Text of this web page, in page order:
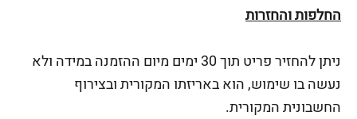
החלפות והחזרות
ניתן להחזיר פריט תוך 30 ימים מיום ההזמנה במידה ולא
נעשה בו שימוש, הוא באריזתו המקורית ובצירוף
החשבונית המקורית.